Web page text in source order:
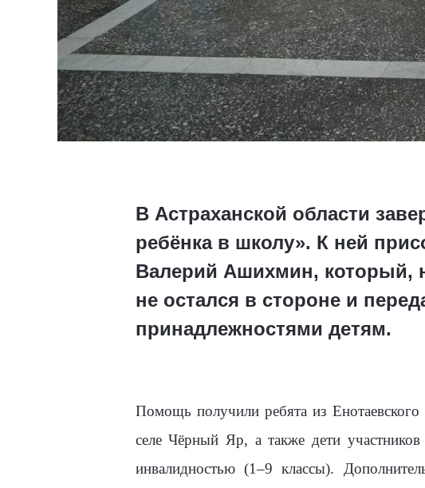
В Астраханской области
ребёнка в школу». К ней
Валерий Ашихмин, который,
не остался в стороне и
принадлежностями детям.
Помощь получили ребята из
селе Чёрный Яр, а также дети
инвалидностью (1–9 классы).